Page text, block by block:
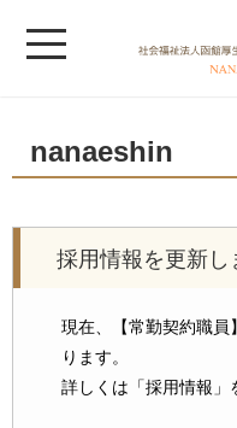
nanaeshin
採用情報を更新し
現在、【常勤契約職員
ります。
詳しくは「採用情報」